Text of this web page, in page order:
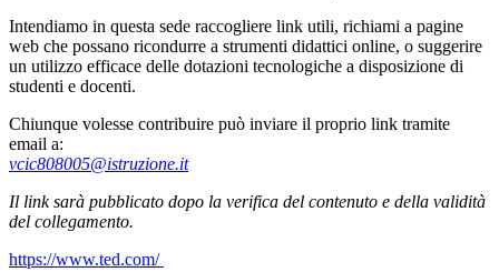
Intendiamo in questa sede raccogliere link utili, richiami a pagine
web che possano ricondurre a strumenti didattici online, o suggerire
un utilizzo efficace delle dotazioni tecnologiche a disposizione di
studenti e docenti.
Chiunque volesse contribuire può inviare il proprio link tramite
email a:
vcic808005@istruzione.it
Il link sarà pubblicato dopo la verifica del contenuto e della validità
del collegamento.
https://www.ted.com/